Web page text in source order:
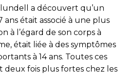
a découvert qu’un
ans était associé à une plus
à l’égard de son corps à
était liée à des symptômes
à 14 ans. Toutes ces
deux fois plus fortes chez les